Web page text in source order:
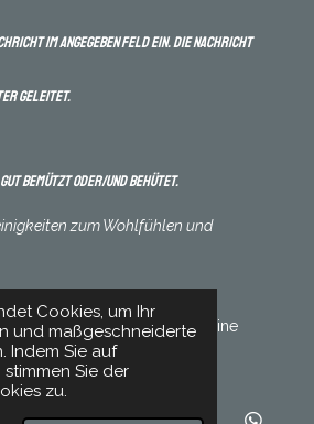
Cookies, um Ihr
und maßgeschneiderte
Indem Sie auf
stimmen Sie der
zu.
im angegeben Feld ein. Die Nachricht
geleitet.
gut bemützt oder/und behütet.
zum Wohlfühlen und
Mützen und mehr.online